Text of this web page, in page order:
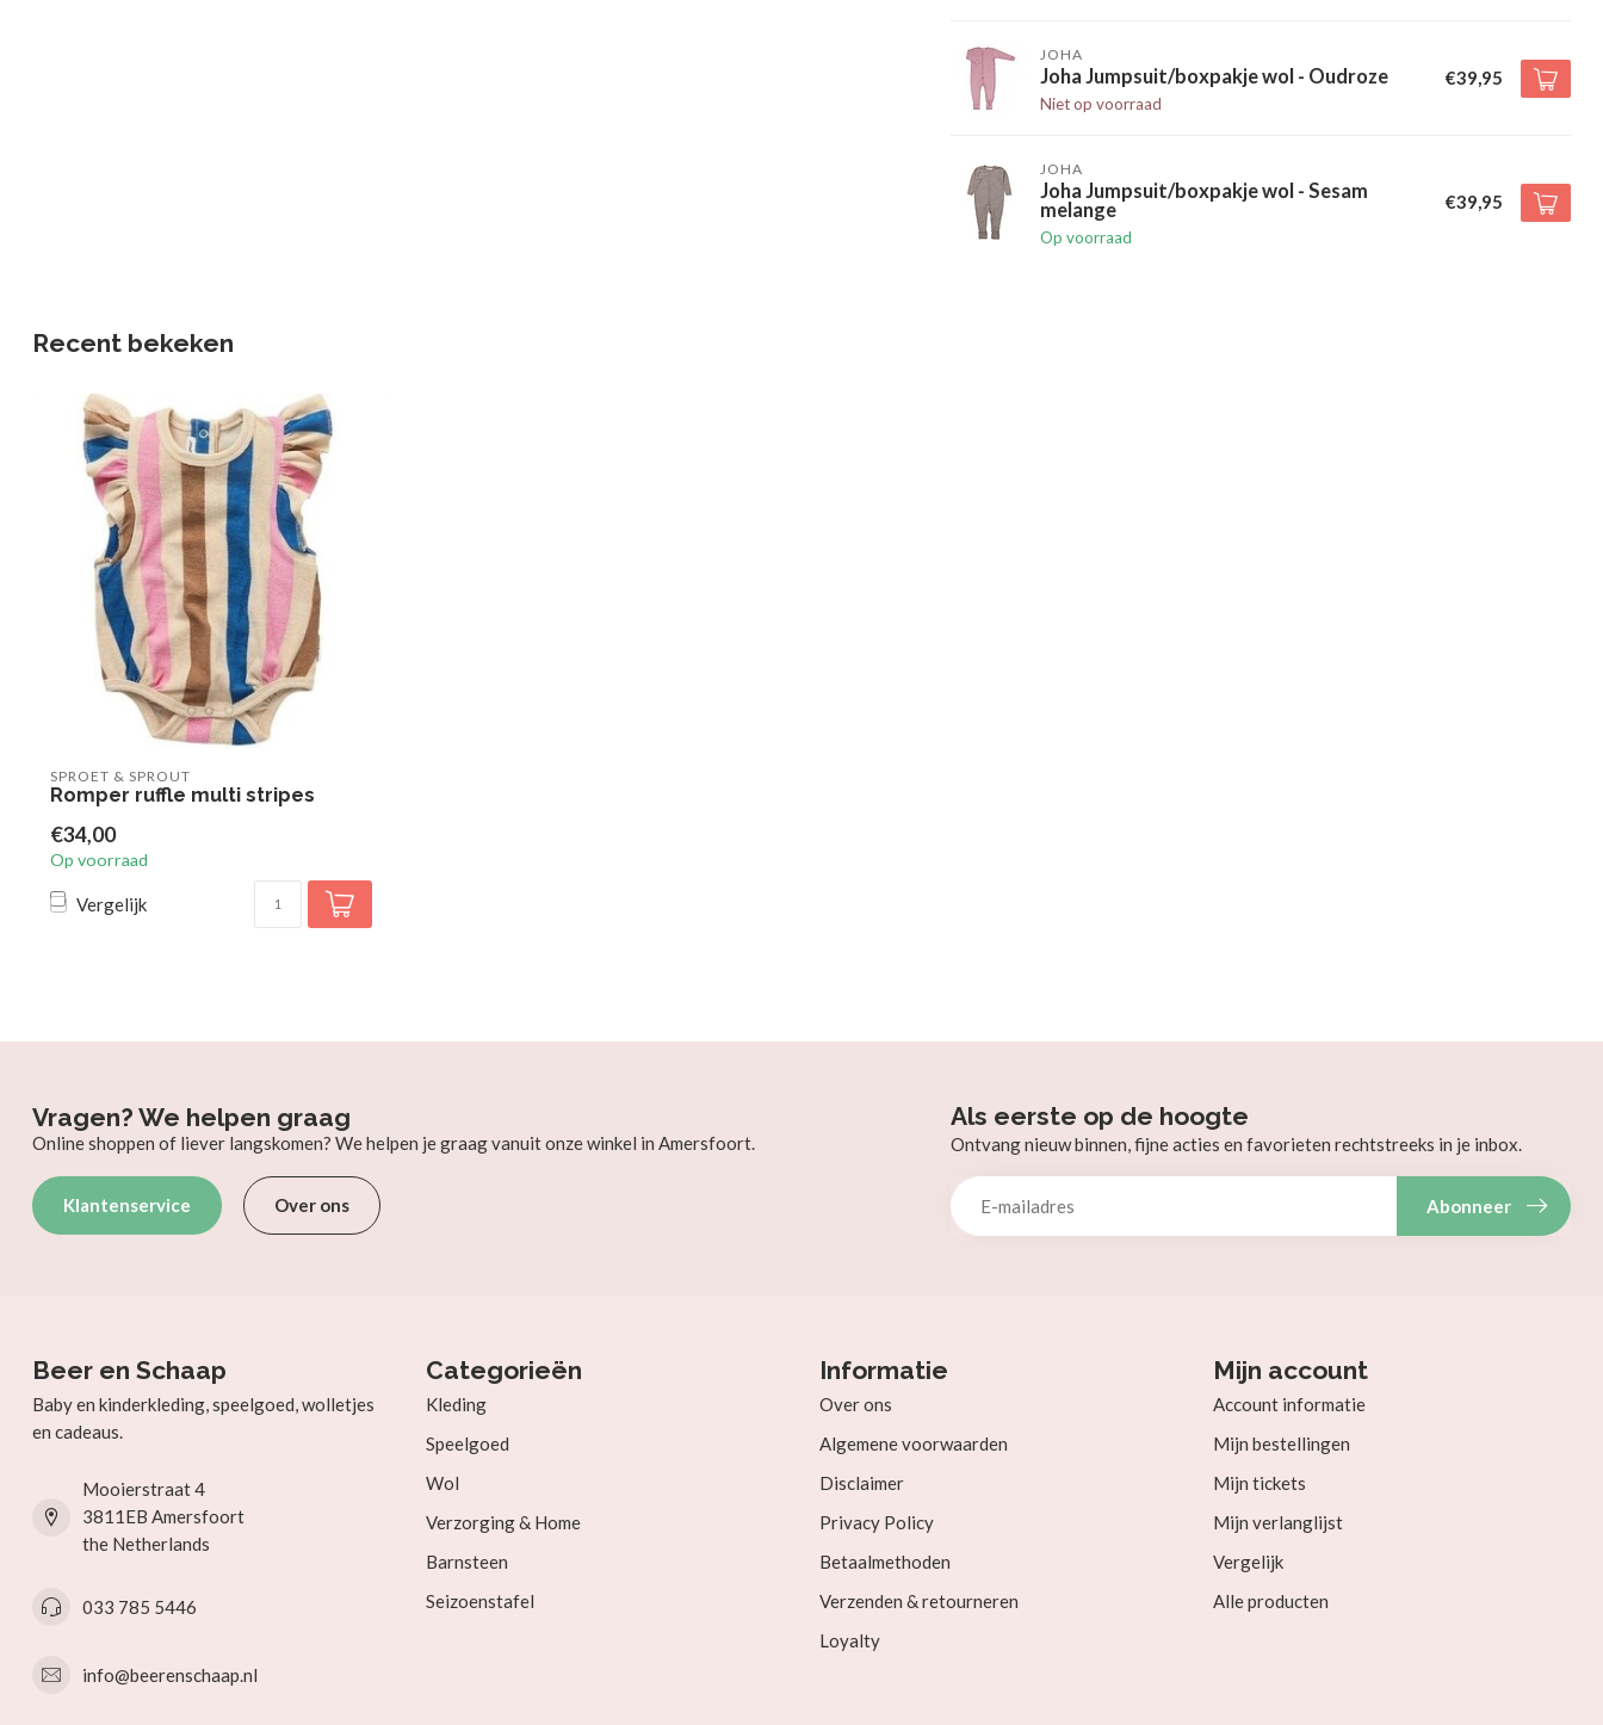
JOHA
Joha Jumpsuit/boxpakje wol - Oudroze
Niet op voorraad
€39,95
JOHA
Joha Jumpsuit/boxpakje wol - Sesam
melange
Op voorraad
€39,95
Recent bekeken
SPROET & SPROUT
Romper ruffle multi stripes
€34,00
Op voorraad
Vergelijk
Vragen? We helpen graag
Online shoppen of liever langskomen? We helpen je graag vanuit onze winkel in Amersfoort.
Klantenservice Over ons
Als eerste op de hoogte
Ontvang nieuw binnen, fijne acties en favorieten rechtstreeks in je inbox.
Abonneer
Beer en Schaap
Baby en kinderkleding, speelgoed, wolletjes
en cadeaus.
Mooierstraat 4
3811EB Amersfoort
the Netherlands
033 785 5446
info@beerenschaap.nl
Categorieën
Kleding
Speelgoed
Wol
Verzorging & Home
Barnsteen
Seizoenstafel
Informatie
Over ons
Algemene voorwaarden
Disclaimer
Privacy Policy
Betaalmethoden
Verzenden & retourneren
Loyalty
Mijn account
Account informatie
Mijn bestellingen
Mijn tickets
Mijn verlanglijst
Vergelijk
Alle producten